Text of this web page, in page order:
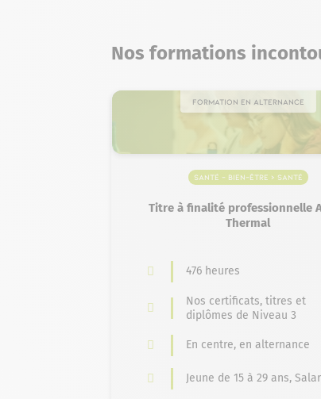
Nos formations
Formation en alternance
Santé – Bien-être > Santé
Titre à finalité professionnelle
Thermal
476 heures
Nos certificats, titres et
diplômes de Niveau 3
En centre, en alternance
Jeune de 15 à 29 ans,